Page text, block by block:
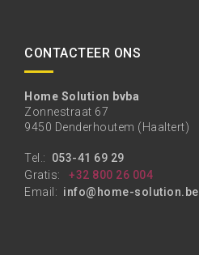
CONTACTEER ONS
Home Solution bvba
Zonnestraat 67
9450 Denderhoutem (Haaltert)
Tel.: 053-41 69 29
Gratis:
+32 800 26 004
Email: info@home-solution.be